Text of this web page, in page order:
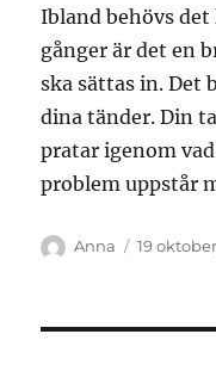
Ibland behövs
gånger är det en
ska sättas in. Det
dina tänder. Din
pratar igenom
problem uppstår
Författare
Anna
Publicerat
19